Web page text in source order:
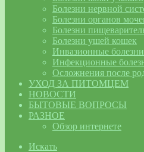
Болезни нервной
Болезни органов
Болезни
Болезни ушей кошек
Инвазионные болезни
Инфекционные
Осложнения после
УХОД ЗА ПИТОМЦЕМ
НОВОСТИ
БЫТОВЫЕ ВОПРОСЫ
РАЗНОЕ
Обзор интернете
Искать